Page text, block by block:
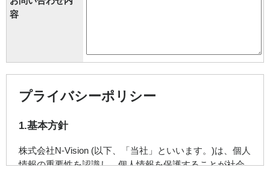
容
プライバシーポリシー
1.基本方針
株式会社N-Vision (以下、「当社」といいます。)は、個人
情報の重要性を認識し、個人情報を保護することが社会